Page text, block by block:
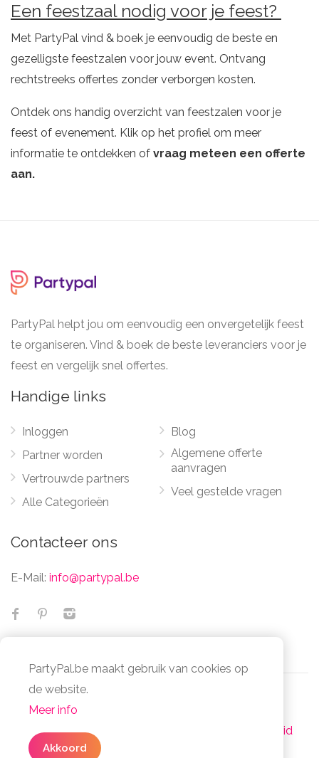
Een feestzaal nodig voor je feest?
Met PartyPal vind & boek je eenvoudig de beste en
gezelligste feestzalen voor jouw event. Ontvang
rechtstreeks offertes zonder verborgen kosten.
Ontdek ons handig overzicht van feestzalen voor je
feest of evenement. Klik op het profiel om meer
informatie te ontdekken of vraag meteen een offerte
aan.
PartyPal helpt jou om eenvoudig een onvergetelijk feest
te organiseren. Vind & boek de beste leveranciers voor je
feest en vergelijk snel offertes.
Handige links
Inloggen
Partner worden
Vertrouwde partners
Alle Categorieën
Blog
Algemene offerte
aanvragen
Veel gestelde vragen
Contacteer ons
E-Mail: info@partypal.be
© Partypal 2026 Alle Rechten Voorbehouden -
Algemene voorwaarden
Privacy- en cookiebeleid
PartyPal.be maakt gebruik van cookies op
de website.
Meer info
Akkoord